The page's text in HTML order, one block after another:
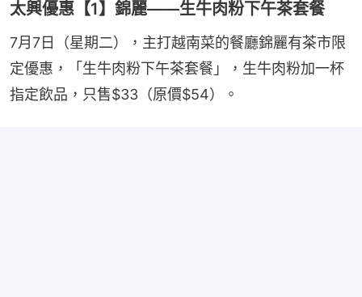
太興優惠【1】錦麗——生牛肉粉下午茶套餐
7月7日（星期二），主打越南菜的餐廳錦麗有茶市限
定優惠，「生牛肉粉下午茶套餐」，生牛肉粉加一杯
指定飲品，只售$33（原價$54）。